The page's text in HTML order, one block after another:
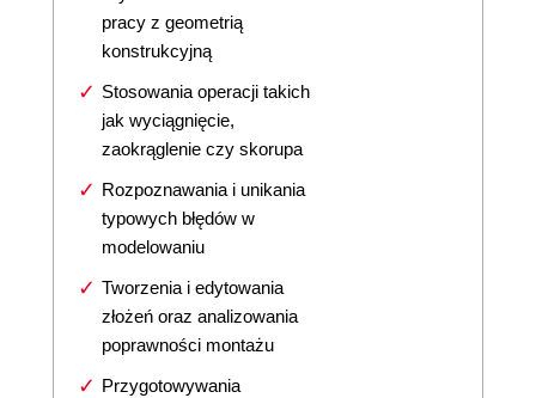
pracy z geometrią
konstrukcyjną
Stosowania operacji takich
jak wyciągnięcie,
zaokrąglenie czy skorupa
Rozpoznawania i unikania
typowych błędów w
modelowaniu
Tworzenia i edytowania
złożeń oraz analizowania
poprawności montażu
Przygotowywania